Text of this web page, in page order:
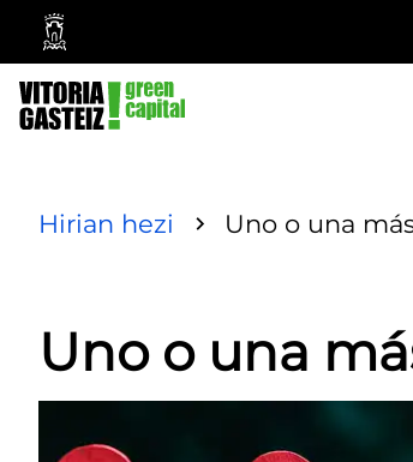
Vitoria-
Gasteiz
City
Council
Hirian hezi Uno o una
Uno o una